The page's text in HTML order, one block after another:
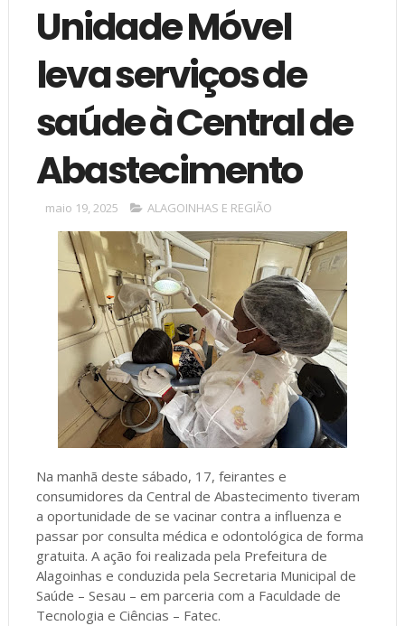
Unidade Móvel
leva serviços de
saúde à Central de
Abastecimento
maio 19, 2025 ALAGOINHAS E REGIÃO
Na manhã deste sábado, 17, feirantes e
consumidores da Central de Abastecimento tiveram
a oportunidade de se vacinar contra a influenza e
passar por consulta médica e odontológica de forma
gratuita. A ação foi realizada pela Prefeitura de
Alagoinhas e conduzida pela Secretaria Municipal de
Saúde – Sesau – em parceria com a Faculdade de
Tecnologia e Ciências – Fatec.